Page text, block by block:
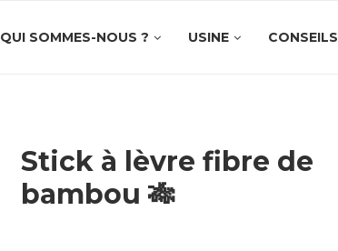
QUI SOMMES-NOUS ? USINE CONSEILS
Stick à lèvre fibre de
bambou 🎋